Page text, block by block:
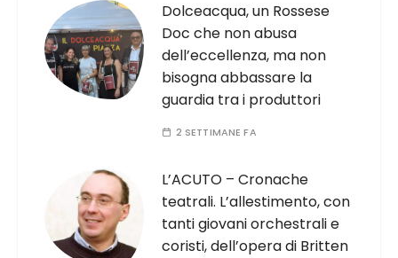
Dolceacqua, un Rossese
Doc che non abusa
dell’eccellenza, ma non
bisogna abbassare la
guardia tra i produttori
2 SETTIMANE FA
L’ACUTO – Cronache
teatrali. L’allestimento, con
tanti giovani orchestrali e
coristi, dell’opera di Britten